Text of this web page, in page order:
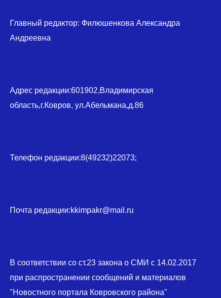
Главный редактор: Филюшенкова Александра
Андреевна
Адрес редакции:601902,Владимирская
область,г.Ковров, ул.Абельмана,д.86
Телефон редакции:8(49232)22073;
Почта редакции:kkimpakr@mail.ru
В соответствии со ст.23 закона о СМИ с 14.02.2017
при распространении сообщений и материалов
"Новостного портала Ковровского района"